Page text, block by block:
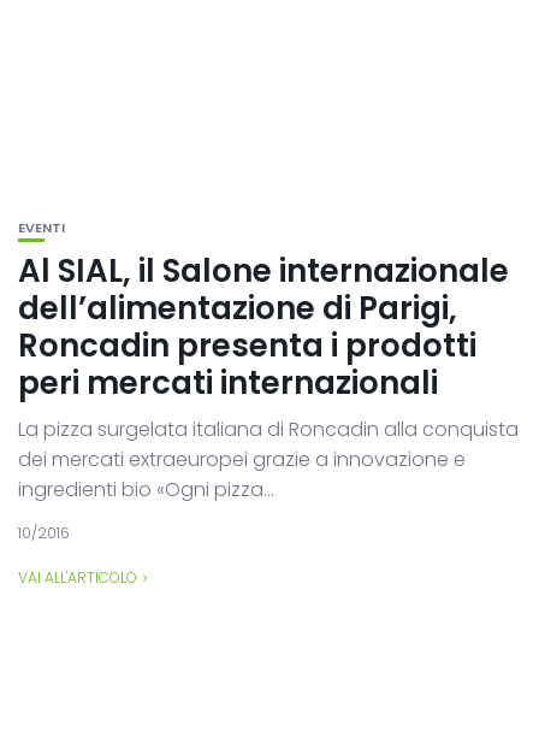
EVENTI
Al SIAL, il Salone internazionale
dell’alimentazione di Parigi,
Roncadin presenta i prodotti
peri mercati internazionali
La pizza surgelata italiana di Roncadin alla conquista
dei mercati extraeuropei grazie a innovazione e
ingredienti bio «Ogni pizza...
10/2016
VAI ALL'ARTICOLO